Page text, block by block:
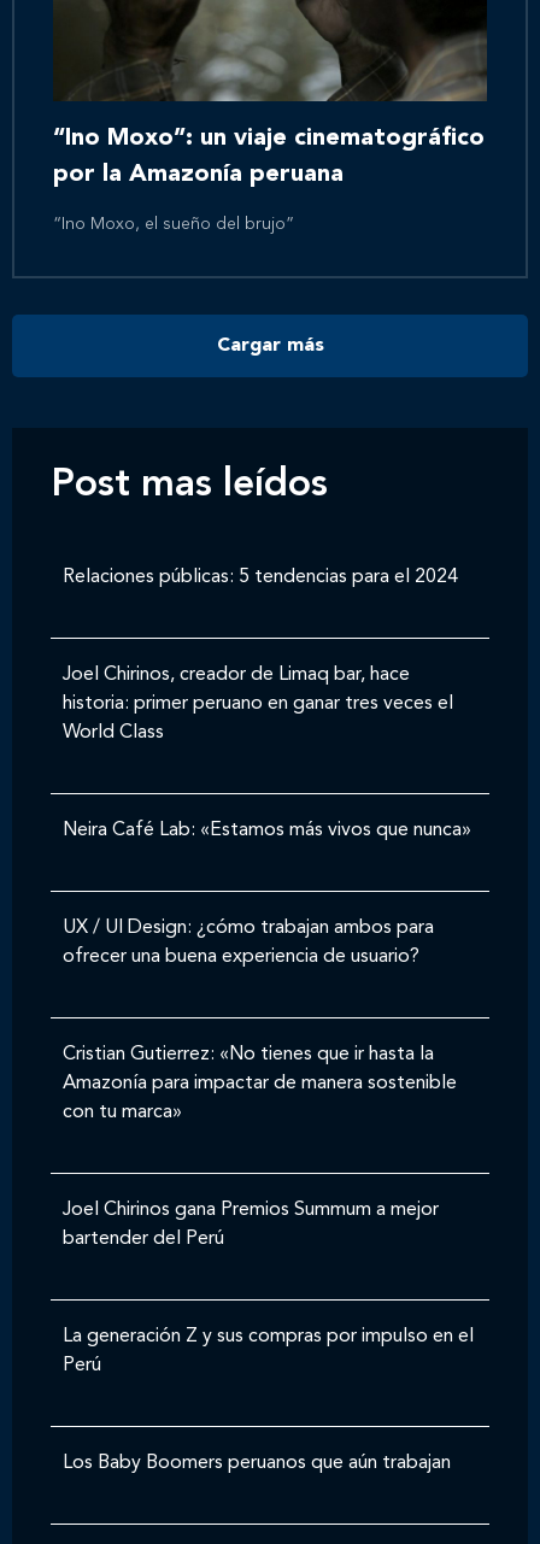
Inicio
Nosotros
Novedades
Contáctanos
“Ino Moxo”: un viaje cinematográfico
por la Amazonía peruana
“Ino Moxo, el sueño del brujo”
Cargar más
Post mas leídos
Relaciones públicas: 5 tendencias para el 2024
Joel Chirinos, creador de Limaq bar, hace
historia: primer peruano en ganar tres veces el
World Class
Neira Café Lab: «Estamos más vivos que nunca»
UX / UI Design: ¿cómo trabajan ambos para
ofrecer una buena experiencia de usuario?
Cristian Gutierrez: «No tienes que ir hasta la
Amazonía para impactar de manera sostenible
con tu marca»
Joel Chirinos gana Premios Summum a mejor
bartender del Perú
La generación Z y sus compras por impulso en el
Perú
Los Baby Boomers peruanos que aún trabajan